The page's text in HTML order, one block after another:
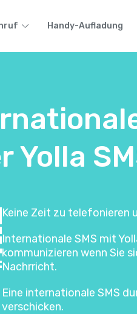
Handy-Aufladung
Yolla
Keine Zeit zu telefonieren
Internationale SMS mit
kommunizieren wenn Sie
Nachrricht.
Eine internationale SMS
verschicken.